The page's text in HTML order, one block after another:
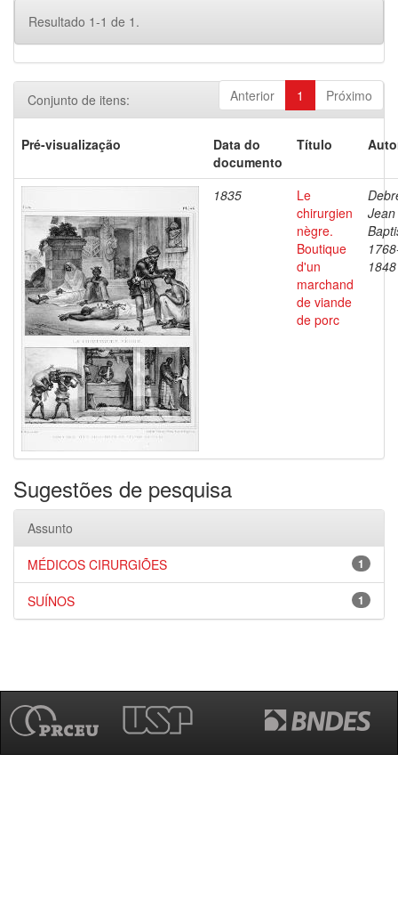
Resultado 1-1 de 1.
Anterior 1 Próximo
Conjunto de itens:
Pré-visualização
Data do
documento
Título
1835
Le
chirurgien
nègre.
Boutique
d'un
marchand
de viande
de porc
Jean
1848
Sugestões de pesquisa
Assunto
1
MÉDICOS CIRURGIÕES
1
SUÍNOS